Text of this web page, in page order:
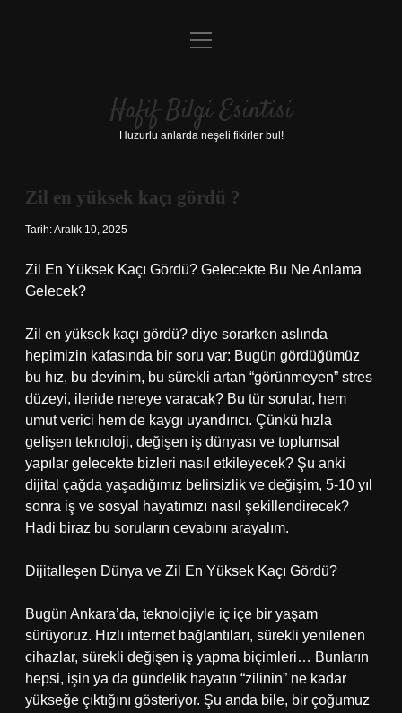
Anasayfa
Yasal Uyarı
menüyü
Hafif Bilgi Esintisi
Huzurlu anlarda neşeli fikirler bul!
Zil en yüksek kaçı gördü ?
Tarih: Aralık 10, 2025
Zil En Yüksek Kaçı Gördü? Gelecekte Bu Ne Anlama
Gelecek?
Zil en yüksek kaçı gördü? diye sorarken aslında
hepimizin kafasında bir soru var: Bugün gördüğümüz
bu hız, bu devinim, bu sürekli artan “görünmeyen” stres
düzeyi, ileride nereye varacak? Bu tür sorular, hem
umut verici hem de kaygı uyandırıcı. Çünkü hızla
gelişen teknoloji, değişen iş dünyası ve toplumsal
yapılar gelecekte bizleri nasıl etkileyecek? Şu anki
dijital çağda yaşadığımız belirsizlik ve değişim, 5-10 yıl
sonra iş ve sosyal hayatımızı nasıl şekillendirecek?
Hadi biraz bu soruların cevabını arayalım.
Dijitalleşen Dünya ve Zil En Yüksek Kaçı Gördü?
Bugün Ankara’da, teknolojiyle iç içe bir yaşam
sürüyoruz. Hızlı internet bağlantıları, sürekli yenilenen
cihazlar, sürekli değişen iş yapma biçimleri… Bunların
hepsi, işin ya da gündelik hayatın “zilinin” ne kadar
yükseğe çıktığını gösteriyor. Şu anda bile, bir çoğumuz